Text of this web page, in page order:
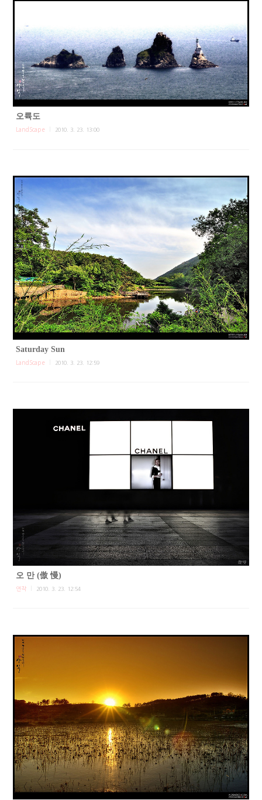
오륙도
LandScape 2010. 3. 23. 13:00
Saturday Sun
LandScape 2010. 3. 23. 12:59
오 만 (傲 慢)
연작 2010. 3. 23. 12:54